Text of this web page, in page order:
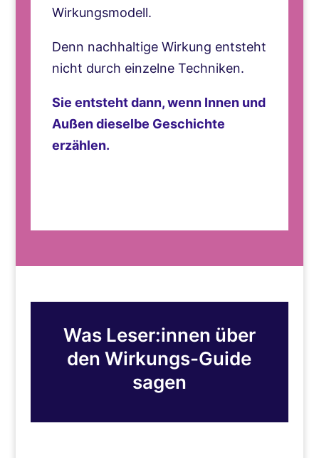
Wirkungsmodell.
Denn nachhaltige Wirkung entsteht
nicht durch einzelne Techniken.
Sie entsteht dann, wenn Innen und
Außen dieselbe Geschichte
erzählen.
Was Leser:innen über
den Wirkungs-Guide
sagen